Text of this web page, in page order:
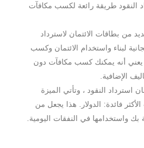
النقود طريقة رائعة لكسب مكافآت
من بطاقات الائتمان لاسترداد
لبناء واستخدام الائتمان وكسب
يعني أنه يمكنك كسب مكافآت دون
الإضافية.
النقود ، وتأتي الميزة
فائدة: الدولار. هذا يجعل من
بك واستخدامها في النفقات اليومية.